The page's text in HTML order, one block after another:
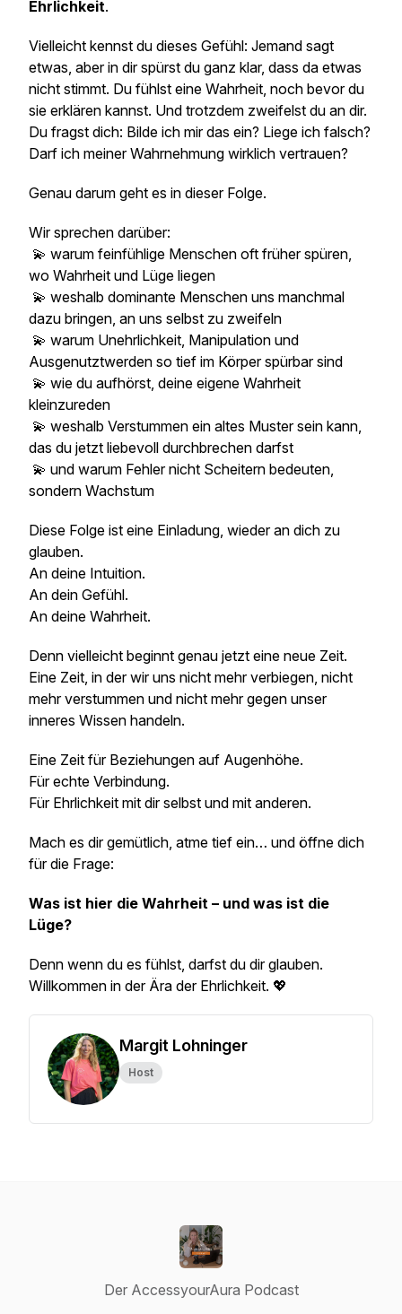
Ehrlichkeit.
Vielleicht kennst du dieses Gefühl: Jemand sagt
etwas, aber in dir spürst du ganz klar, dass da etwas
nicht stimmt. Du fühlst eine Wahrheit, noch bevor du
sie erklären kannst. Und trotzdem zweifelst du an dir.
Du fragst dich: Bilde ich mir das ein? Liege ich falsch?
Darf ich meiner Wahrnehmung wirklich vertrauen?
Genau darum geht es in dieser Folge.
Wir sprechen darüber:
💫 warum feinfühlige Menschen oft früher spüren,
wo Wahrheit und Lüge liegen
💫 weshalb dominante Menschen uns manchmal
dazu bringen, an uns selbst zu zweifeln
💫 warum Unehrlichkeit, Manipulation und
Ausgenutztwerden so tief im Körper spürbar sind
💫 wie du aufhörst, deine eigene Wahrheit
kleinzureden
💫 weshalb Verstummen ein altes Muster sein kann,
das du jetzt liebevoll durchbrechen darfst
💫 und warum Fehler nicht Scheitern bedeuten,
sondern Wachstum
Diese Folge ist eine Einladung, wieder an dich zu
glauben.
An deine Intuition.
An dein Gefühl.
An deine Wahrheit.
Denn vielleicht beginnt genau jetzt eine neue Zeit.
Eine Zeit, in der wir uns nicht mehr verbiegen, nicht
mehr verstummen und nicht mehr gegen unser
inneres Wissen handeln.
Eine Zeit für Beziehungen auf Augenhöhe.
Für echte Verbindung.
Für Ehrlichkeit mit dir selbst und mit anderen.
Mach es dir gemütlich, atme tief ein… und öffne dich
für die Frage:
Was ist hier die Wahrheit – und was ist die
Lüge?
Denn wenn du es fühlst, darfst du dir glauben.
Willkommen in der Ära der Ehrlichkeit. 💖
Margit Lohninger
Host
Der AccessyourAura Podcast